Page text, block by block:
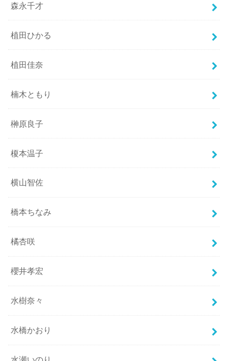
森永千才
植田ひかる
植田佳奈
楠木ともり
榊原良子
榎本温子
横山智佐
橋本ちなみ
橘杏咲
櫻井孝宏
水樹奈々
水橋かおり